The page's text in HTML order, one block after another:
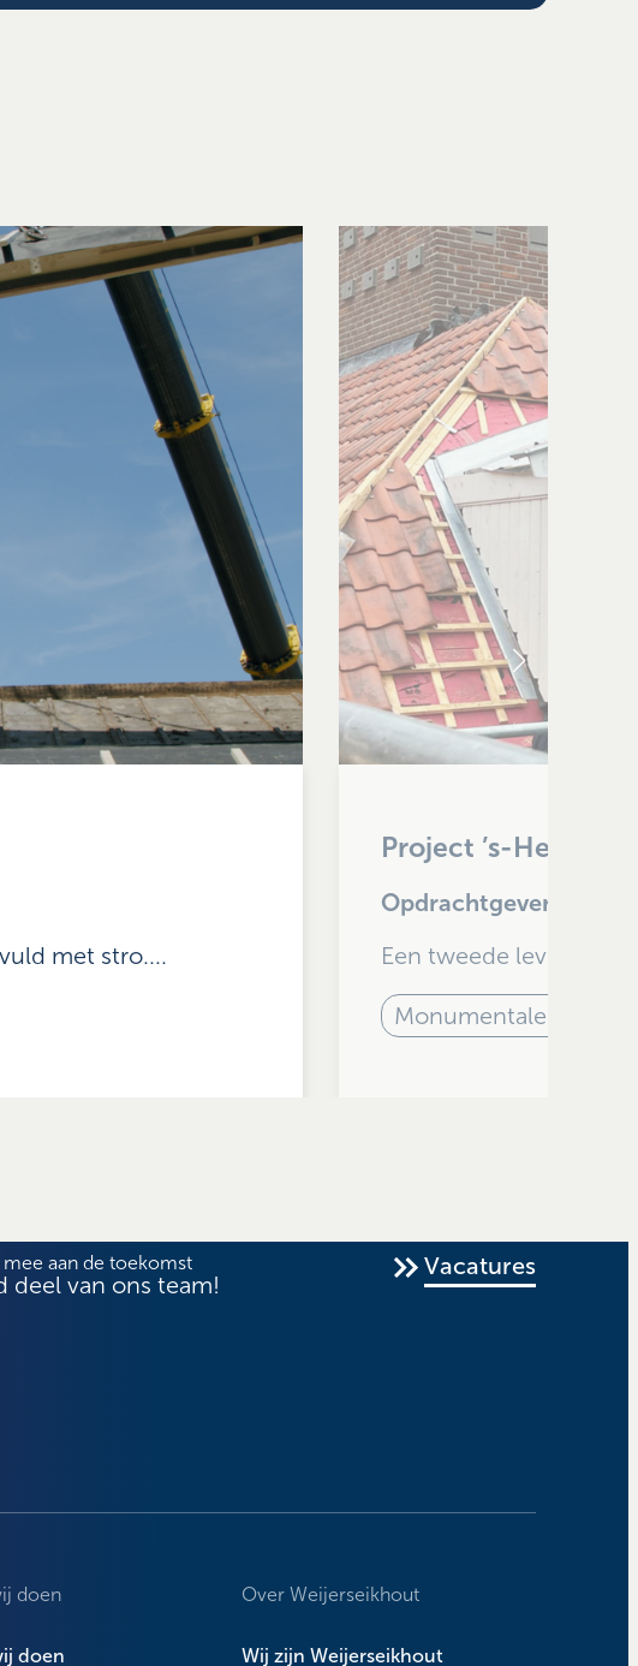
met stro....
Project ’s-
Opdrachtgever:
Een tweede leven
Monumentale panden
aan de toekomst
deel van ons team!
Vacatures
doen
doen
Over Weijerseikhout
Wij zijn Weijerseikhout